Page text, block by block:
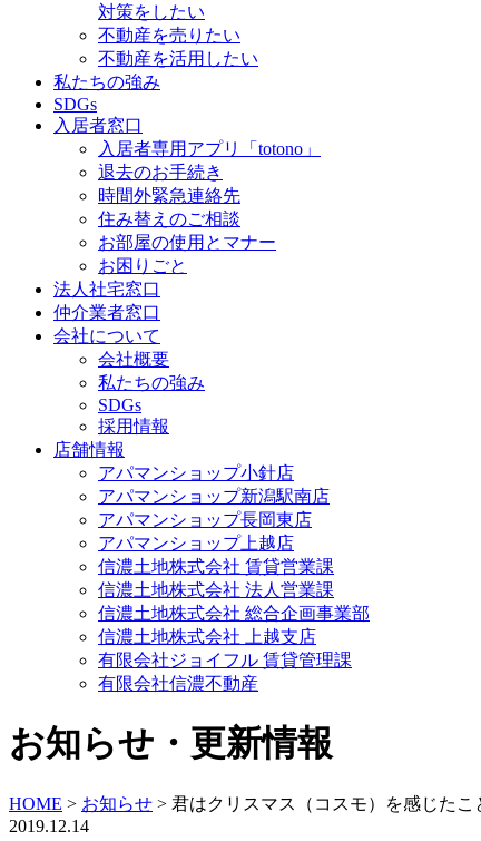
対策をしたい
不動産を売りたい
不動産を活用したい
私たちの強み
SDGs
入居者窓口
入居者専用アプリ「totono」
退去のお手続き
時間外緊急連絡先
住み替えのご相談
お部屋の使用とマナー
お困りごと
法人社宅窓口
仲介業者窓口
会社について
会社概要
私たちの強み
SDGs
採用情報
店舗情報
アパマンショップ小針店
アパマンショップ新潟駅南店
アパマンショップ長岡東店
アパマンショップ上越店
信濃土地株式会社 賃貸営業課
信濃土地株式会社 法人営業課
信濃土地株式会社 総合企画事業部
信濃土地株式会社 上越支店
有限会社ジョイフル 賃貸管理課
有限会社信濃不動産
お知らせ・更新情報
HOME > お知らせ > 君はクリスマス（コスモ）を感じたこ
2019.12.14